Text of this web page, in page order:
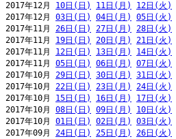
2017年12月 10日(日) 11日(月) 12日(火)
2017年12月 03日(日) 04日(月) 05日(火)
2017年11月 26日(日) 27日(月) 28日(火)
2017年11月 19日(日) 20日(月) 21日(火)
2017年11月 12日(日) 13日(月) 14日(火)
2017年11月 05日(日) 06日(月) 07日(火)
2017年10月 29日(日) 30日(月) 31日(火)
2017年10月 22日(日) 23日(月) 24日(火)
2017年10月 15日(日) 16日(月) 17日(火)
2017年10月 08日(日) 09日(月) 10日(火)
2017年10月 01日(日) 02日(月) 03日(火)
2017年09月 24日(日) 25日(月) 26日(火)